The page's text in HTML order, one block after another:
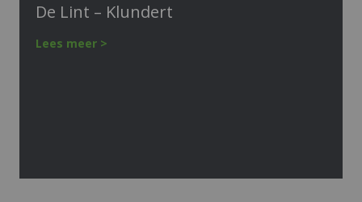
De Lint – Klundert
Lees meer >